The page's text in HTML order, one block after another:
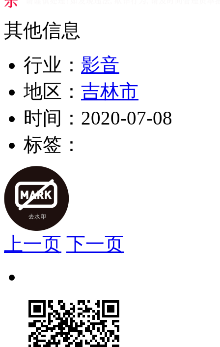
其他信息
行业： 影音
地区： 吉林市
时间： 2020-07-08
标签：
上一页 下一页